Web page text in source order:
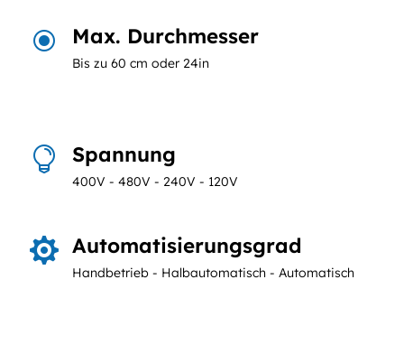
\ Max. Durchmesser
Bis zu 60 cm oder 24in
 Spannung
400V - 480V - 240V - 120V
 Automatisierungsgrad
Handbetrieb - Halbautomatisch - Automatisch